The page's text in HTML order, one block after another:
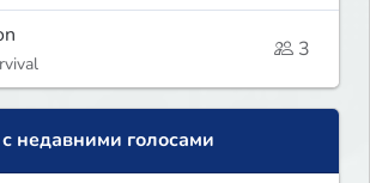
3
недавними голосами